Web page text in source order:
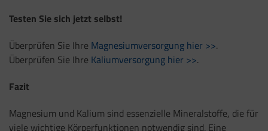
Testen Sie sich jetzt selbst!
Überprüfen Sie Ihre Magnesiumversorgung hier >>.
Überprüfen Sie Ihre Kaliumversorgung hier >>.
Fazit
Magnesium und Kalium sind essenzielle Mineralstoffe, die für
viele wichtige Körperfunktionen notwendig sind. Eine